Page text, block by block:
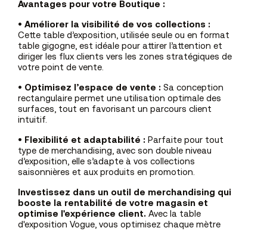
Avantages pour votre Boutique :
• Améliorer la visibilité de vos collections :
Cette table d’exposition, utilisée seule ou en format
table gigogne, est idéale pour attirer l’attention et
diriger les flux clients vers les zones stratégiques de
votre point de vente.
• Optimisez l’espace de vente : Sa conception
rectangulaire permet une utilisation optimale des
surfaces, tout en favorisant un parcours client
intuitif.
• Flexibilité et adaptabilité : Parfaite pour tout
type de merchandising, avec son double niveau
d’exposition, elle s’adapte à vos collections
saisonnières et aux produits en promotion.
Investissez dans un outil de merchandising qui
booste la rentabilité de votre magasin et
optimise l'expérience client. Avec la table
d'exposition Vogue, vous optimisez chaque mètre